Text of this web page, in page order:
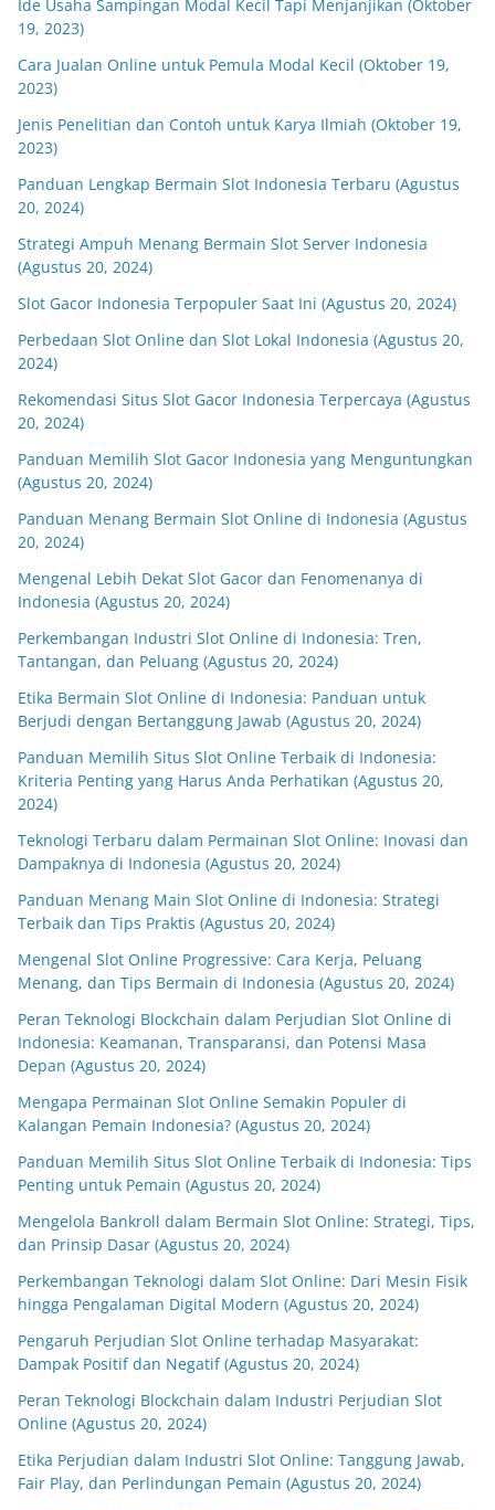
Ide Usaha Sampingan Modal Kecil Tapi Menjanjikan (Oktober
19, 2023)
Cara Jualan Online untuk Pemula Modal Kecil (Oktober 19,
2023)
Jenis Penelitian dan Contoh untuk Karya Ilmiah (Oktober 19,
2023)
Panduan Lengkap Bermain Slot Indonesia Terbaru (Agustus
20, 2024)
Strategi Ampuh Menang Bermain Slot Server Indonesia
(Agustus 20, 2024)
Slot Gacor Indonesia Terpopuler Saat Ini (Agustus 20, 2024)
Perbedaan Slot Online dan Slot Lokal Indonesia (Agustus 20,
2024)
Rekomendasi Situs Slot Gacor Indonesia Terpercaya (Agustus
20, 2024)
Panduan Memilih Slot Gacor Indonesia yang Menguntungkan
(Agustus 20, 2024)
Panduan Menang Bermain Slot Online di Indonesia (Agustus
20, 2024)
Mengenal Lebih Dekat Slot Gacor dan Fenomenanya di
Indonesia (Agustus 20, 2024)
Perkembangan Industri Slot Online di Indonesia: Tren,
Tantangan, dan Peluang (Agustus 20, 2024)
Etika Bermain Slot Online di Indonesia: Panduan untuk
Berjudi dengan Bertanggung Jawab (Agustus 20, 2024)
Panduan Memilih Situs Slot Online Terbaik di Indonesia:
Kriteria Penting yang Harus Anda Perhatikan (Agustus 20,
2024)
Teknologi Terbaru dalam Permainan Slot Online: Inovasi dan
Dampaknya di Indonesia (Agustus 20, 2024)
Panduan Menang Main Slot Online di Indonesia: Strategi
Terbaik dan Tips Praktis (Agustus 20, 2024)
Mengenal Slot Online Progressive: Cara Kerja, Peluang
Menang, dan Tips Bermain di Indonesia (Agustus 20, 2024)
Peran Teknologi Blockchain dalam Perjudian Slot Online di
Indonesia: Keamanan, Transparansi, dan Potensi Masa
Depan (Agustus 20, 2024)
Mengapa Permainan Slot Online Semakin Populer di
Kalangan Pemain Indonesia? (Agustus 20, 2024)
Panduan Memilih Situs Slot Online Terbaik di Indonesia: Tips
Penting untuk Pemain (Agustus 20, 2024)
Mengelola Bankroll dalam Bermain Slot Online: Strategi, Tips,
dan Prinsip Dasar (Agustus 20, 2024)
Perkembangan Teknologi dalam Slot Online: Dari Mesin Fisik
hingga Pengalaman Digital Modern (Agustus 20, 2024)
Pengaruh Perjudian Slot Online terhadap Masyarakat:
Dampak Positif dan Negatif (Agustus 20, 2024)
Peran Teknologi Blockchain dalam Industri Perjudian Slot
Online (Agustus 20, 2024)
Etika Perjudian dalam Industri Slot Online: Tanggung Jawab,
Fair Play, dan Perlindungan Pemain (Agustus 20, 2024)